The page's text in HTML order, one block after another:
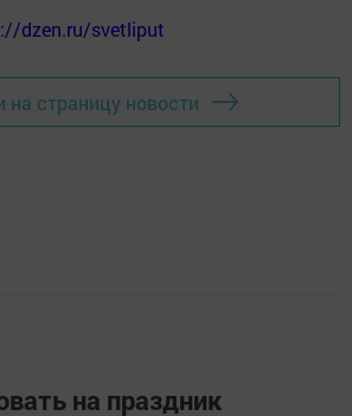
dzen.ru/svetliput
на страницу новости
на праздник